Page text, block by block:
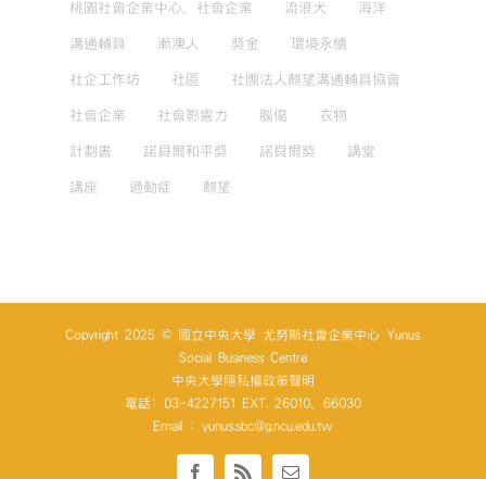
桃園社會企業中心，社會企業 流浪犬 海洋
溝通輔具 漸凍人 獎金 環境永續
社企工作坊 社區 社團法人麒望溝通輔具協會
社會企業 社會影響力 腦傷 衣物
計劃書 諾貝爾和平獎 諾貝爾獎 講堂
講座 過動症 麒望
Copyright 2025 © 國立中央大學 尤努斯社會企業中心 Yunus
Social Business Centre
中央大學隱私權政策聲明
電話: 03-4227151 EXT. 26010、66030
Email : yunus.sbc@g.ncu.edu.tw